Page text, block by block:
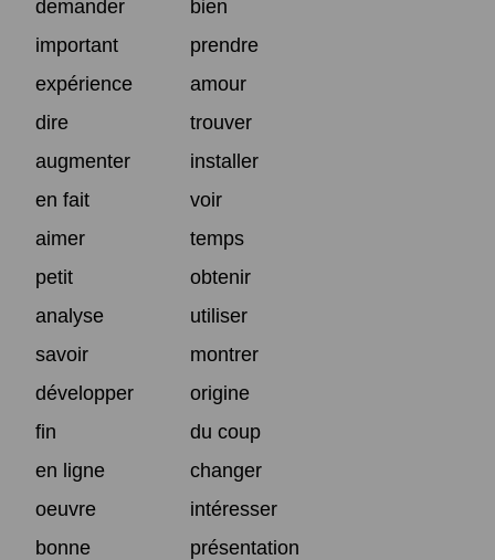
demander
bien
important
prendre
expérience
amour
dire
trouver
augmenter
installer
en fait
voir
aimer
temps
petit
obtenir
analyse
utiliser
savoir
montrer
développer
origine
fin
du coup
en ligne
changer
oeuvre
intéresser
bonne
présentation